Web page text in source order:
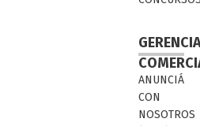
ANUNCIÁ
CON
NOSOTROS